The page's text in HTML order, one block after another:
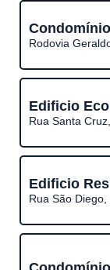
Rodovia
Edificio
Rua Santa
Edificio
Rua São Diego,